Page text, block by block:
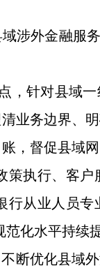
涉外金融服
，针对县域
业务边界、
，督促县域
执行、客
从业人员
化水平持续提
断优化县域